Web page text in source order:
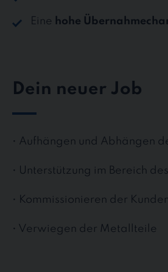
Eine hohe
Dein neuer Job
• Aufhängen und Abhängen
• Unterstützung im Bereich
• Kommissionieren der
• Verwiegen der Metallteile